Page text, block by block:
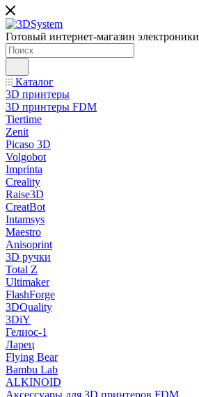
Готовый интернет-магазин электроники
Каталог
3D принтеры
3D принтеры FDM
Tiertime
Zenit
Picaso 3D
Volgobot
Imprinta
Creality
Raise3D
CreatBot
Intamsys
Maestro
Anisoprint
3D ручки
Total Z
Ultimaker
FlashForge
3DQuality
3DiY
Гелиос-1
Ларец
Flying Bear
Bambu Lab
ALKINOID
Аксессуары для 3D принтеров FDM